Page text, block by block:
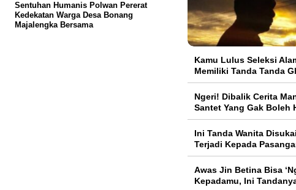
Sentuhan Humanis Polwan Pererat
Kedekatan Warga Desa Bonang
Majalengka Bersama
Kamu Lulus Seleksi
Memiliki Tanda Tanda
Ngeri! Dibalik Cerita
Santet Yang Gak Boleh
Ini Tanda Wanita
Terjadi Kepada
Awas Jin Betina Bisa
Kepadamu, Ini